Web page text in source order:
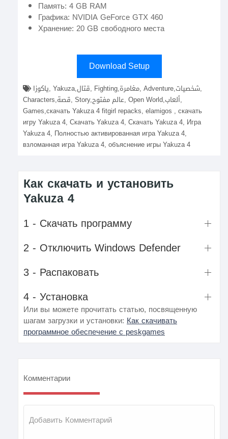
Память: 4 GB RAM
Графика: NVIDIA GeForce GTX 460
Хранение: 20 GB свободного места
Download Setup
Characters,قصة, Story,عالم مفتوح, Open World,ألعاب,
Games,скачать Yakuza 4 fitgirl repacks, elamigos , скачать
игру Yakuza 4, Скачать Yakuza 4, Скачать Yakuza 4, Игра
Yakuza 4, Полностью активированная игра Yakuza 4,
взломанная игра Yakuza 4, объяснение игры Yakuza 4
Как скачать и установить
Yakuza 4
1 - Скачать программу
2 - Отключить Windows Defender
3 - Распаковать
4 - Установка
Или вы можете прочитать статью, посвященную
шагам загрузки и установки: Как скачивать
программное обеспечение с peskgames
Комментарии